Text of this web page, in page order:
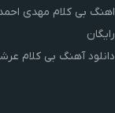
اهنگ بی کلام مهدی
رایگان
دانلود آهنگ بی کلام